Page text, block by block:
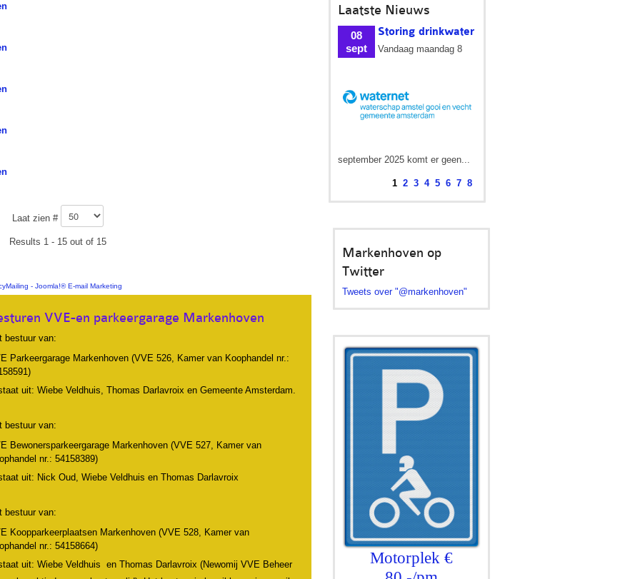
Laat zien #
Results 1 - 15 out of 15
- Joomla!® E-mail Marketing
VVE-en parkeergarage Markenhoven
bestuur van:
Parkeergarage Markenhoven (VVE 526, Kamer van Koophandel nr.:
uit: Wiebe Veldhuis, Thomas Darlavroix en Gemeente Amsterdam.
bestuur van:
Bewonersparkeergarage Markenhoven (VVE 527, Kamer van
nr.: 54158389)
uit: Nick Oud, Wiebe Veldhuis en Thomas Darlavroix
bestuur van:
Koopparkeerplaatsen Markenhoven (VVE 528, Kamer van
nr.: 54158664)
uit: Wiebe Veldhuis en Thomas Darlavroix (Newomij VVE Beheer
Laatste Nieuws
08
sept
Storing drinkwater
Vandaag maandag 8
september 2025 komt er geen...
1 2 3 4 5 6 7 8
Markenhoven op
Twitter
Tweets over "@markenhoven"
Motorplek €